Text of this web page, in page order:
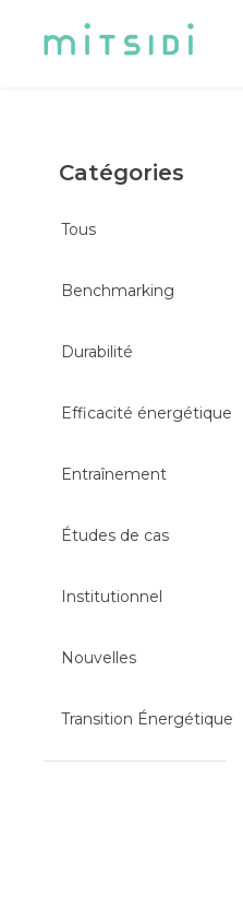
Catégories
Tous
Benchmarking
Durabilité
Efficacité énergétique
Entraînement
Études de cas
Institutionnel
Nouvelles
Transition Énergétique